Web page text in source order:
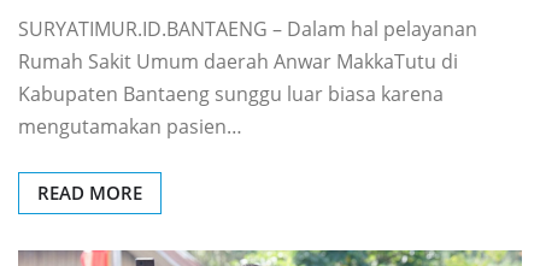
SURYATIMUR.ID.BANTAENG – Dalam hal pelayanan
Rumah Sakit Umum daerah Anwar MakkaTutu di
Kabupaten Bantaeng sunggu luar biasa karena
mengutamakan pasien…
READ MORE